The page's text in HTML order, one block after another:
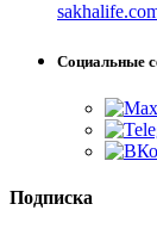
Социальные
Подписка